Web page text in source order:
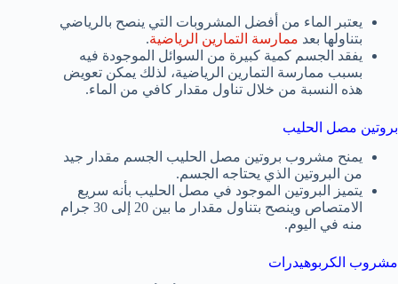
يعتبر الماء من أفضل المشروبات التي ينصح بالرياضي
بتناولها بعد ممارسة التمارين الرياضية.
يفقد الجسم كمية كبيرة من السوائل الموجودة فيه
بسبب ممارسة التمارين الرياضية، لذلك يمكن تعويض
هذه النسبة من خلال تناول مقدار كافي من الماء.
بروتين مصل الحليب
يمنح مشروب بروتين مصل الحليب الجسم مقدار جيد
من البروتين الذي يحتاجه الجسم.
يتميز البروتين الموجود في مصل الحليب بأنه سريع
الامتصاص وينصح بتناول مقدار ما بين 20 إلى 30 جرام
منه في اليوم.
مشروب الكربوهيدرات